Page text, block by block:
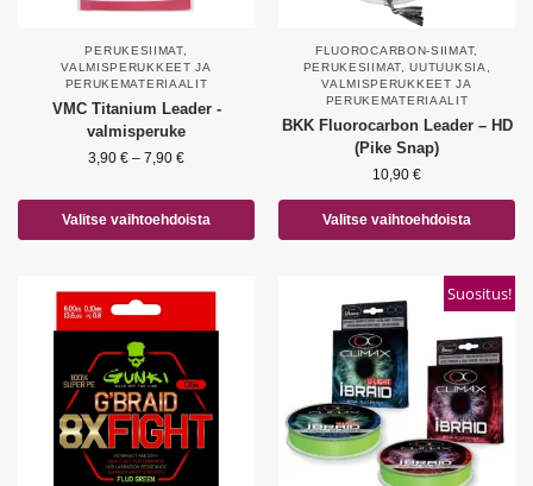
PERUKESIIMAT,
VALMISPERUKKEET JA
PERUKEMATERIAALIT
VMC Titanium Leader -
valmisperuke
3,90 € – 7,90 €
Valitse vaihtoehdoista
FLUOROCARBON-SIIMAT,
PERUKESIIMAT,UUTUUKSIA
VALMISPERUKKEET JA
PERUKEMATERIAALIT
BKK Fluorocarbon Leader – HD
(Pike Snap)
10,90 €
Valitse vaihtoehdoista
Suositus!